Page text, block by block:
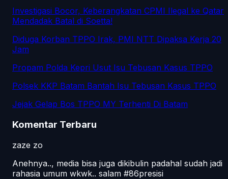
Investigasi Bocor, Keberangkatan CPMI Ilegal ke Qatar
Mendadak Batal di Soetta!
Diduga Korban TPPO Irak, PMI NTT Dipaksa Kerja 20
Jam
Propam Polda Kepri Usut Isu Tebusan Kasus TPPO
Polsek KKP Batam Bantah Isu Tebusan Kasus TPPO
Jejak Gelap Bos TPPO MY Terhenti Di Batam
Komentar Terbaru
zaze zo
Anehnya.., media bisa juga dikibulin padahal sudah jadi
rahasia umum wkwk.. salam #86presisi